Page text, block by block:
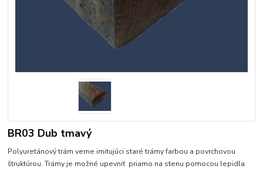
BR03 Dub tmavý
Polyuretánový trám verne imitujúci staré trámy farbou a povrchovou
štruktúrou. Trámy je možné upevniť priamo na stenu pomocou lepidla